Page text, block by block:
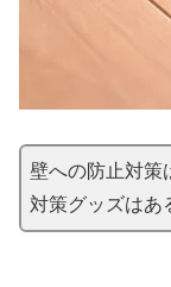
壁への防止対策
対策グッズはあ